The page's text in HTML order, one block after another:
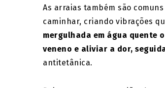
As arraias também são
caminhar, criando vibrações
mergulhada em água quente
veneno e aliviar a dor,
antitetânica.